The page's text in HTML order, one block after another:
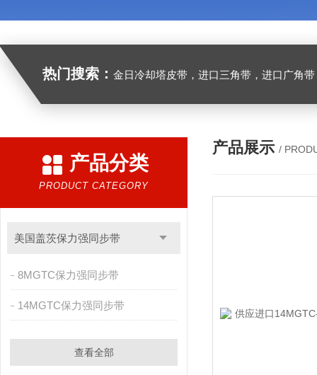
热门搜索： 金日冷却塔皮带，进口三角带，进口广角带，进口同步带，进口空压机皮
产品分类
PRODUCT CATEGORY
美国盖茨保力强同步带
8MGTC保力强同步带
14MGTC保力强同步带
查看全部
产品展示 /